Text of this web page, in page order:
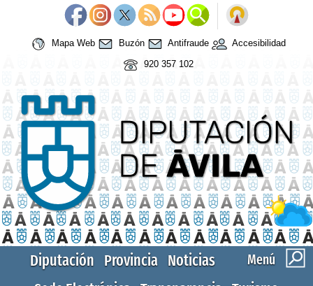
Mapa Web Buzón Antifraude
Accesibilidad
920 357 102
Menú
Diputación Provincia Noticias